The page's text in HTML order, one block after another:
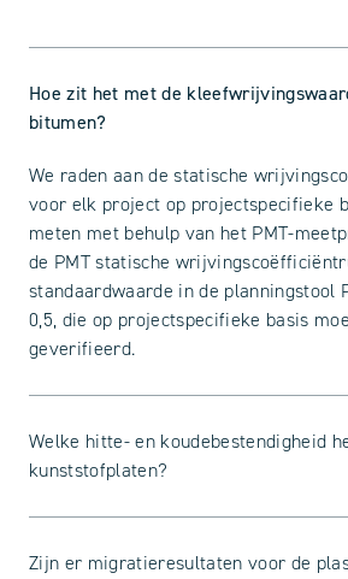
Hoe zit het met de
bitumen?
We raden aan de statische
voor elk project op projectspecifieke
meten met behulp van het PMT-
de PMT statische
standaardwaarde in de planningstool
0,5, die op projectspecifieke basis
geverifieerd.
Welke hitte- en koudebestendigheid
kunststofplaten?
Zijn er migratieresultaten voor de